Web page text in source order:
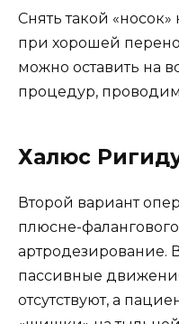
Снять такой «носок»
при хорошей
можно оставить на
процедур,
Халюс
Второй вариант
плюсне-фалангового
артродезирование.
пассивные
отсутствуют, а